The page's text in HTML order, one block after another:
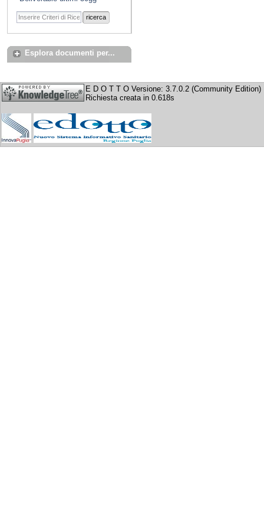
ricerca
Esplora documenti per...
E D O T T O Versione: 3.7.0.2 (Community Edition)
Richiesta creata in 0.618s